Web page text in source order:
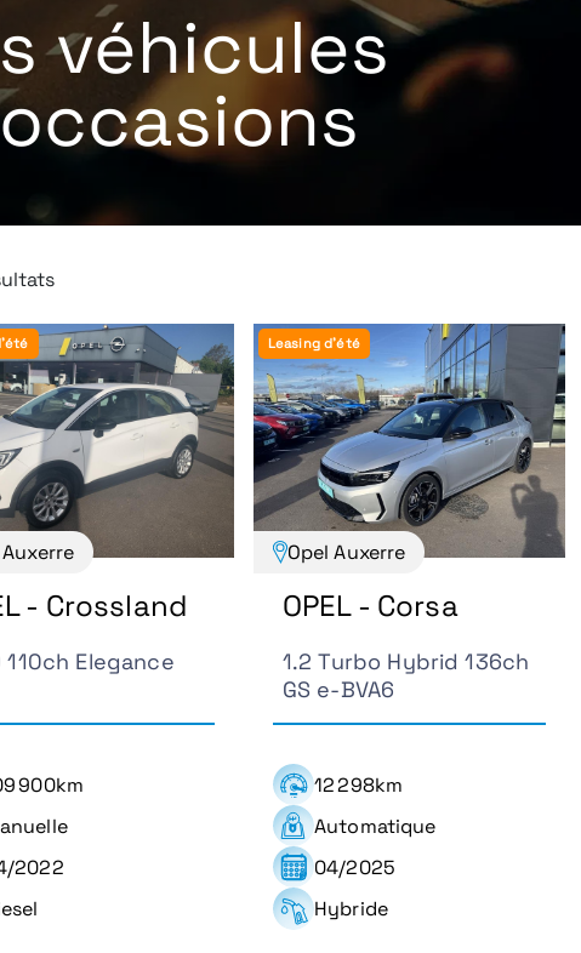
véhicules
- Crossland
110ch Elegance
900km
2022
Leasing d'été
Opel Auxerre
OPEL - Corsa
1.2 Turbo Hybrid 136ch
GS e-BVA6
12 298km
Automatique
04/2025
Hybride